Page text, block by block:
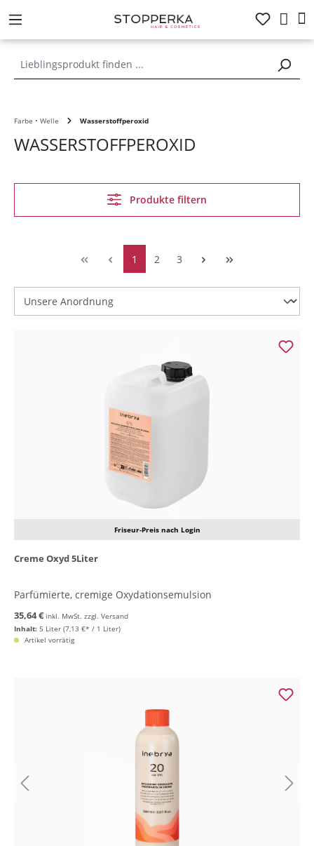
springen
Farbe • Welle Wasserstoffperoxid
WASSERSTOFFPEROXID
Produkte filtern
1 2 3
Friseur-Preis nach Login
Creme Oxyd 5Liter
Parfümierte, cremige Oxydationsemulsion
Inhalt: 5 Liter (7,13 €* / 1 Liter)
35,64 € inkl. MwSt. zzgl. Versand
Artikel vorrätig